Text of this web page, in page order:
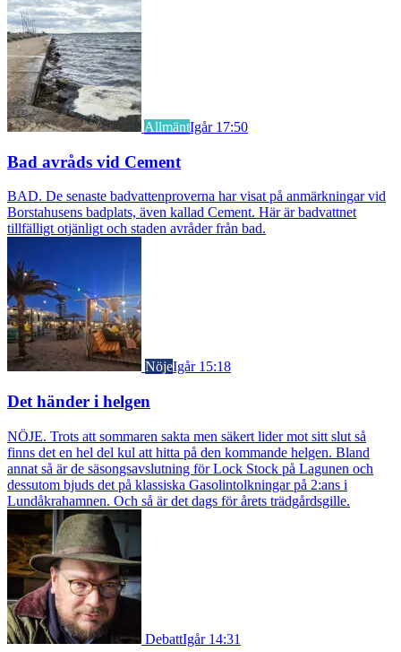
AllmäntIgår 17:50
Bad avråds vid Cement
BAD. De senaste badvattenproverna har visat på anmärkningar vid
Borstahusens badplats, även kallad Cement. Här är badvattnet
tillfälligt otjänligt och staden avråder från bad.
NöjeIgår 15:18
Det händer i helgen
NÖJE. Trots att sommaren sakta men säkert lider mot sitt slut så
finns det en hel del kul att hitta på den kommande helgen. Bland
annat så är de säsongsavslutning för Lock Stock på Lagunen och
dessutom bjuds det på klassiska Gasolintolkningar på 2:ans i
Lundåkrahamnen. Och så är det dags för årets trädgårdsgille.
DebattIgår 14:31